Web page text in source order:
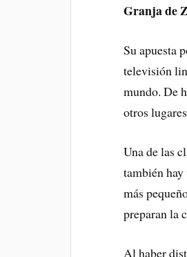
Granja de
Su apuesta
televisión
mundo. De
otros
Una de las
también
más
preparan la
Al haber